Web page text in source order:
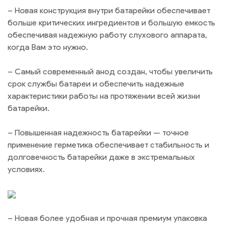
– Новая конструкция внутри батарейки обеспечивает
больше критических ингредиентов и большую емкость
обеспечивая надежную работу слухового аппарата,
когда Вам это нужно.
– Самый современный анод создан, чтобы увеличить
срок службы батареи и обеспечить надежные
характеристики работы на протяжении всей жизни
батарейки.
– Повышенная надежность батарейки — точное
применение герметика обеспечивает стабильность и
долговечность батарейки даже в экстремальных
условиях.
– Новая более удобная и прочная премиум упаковка